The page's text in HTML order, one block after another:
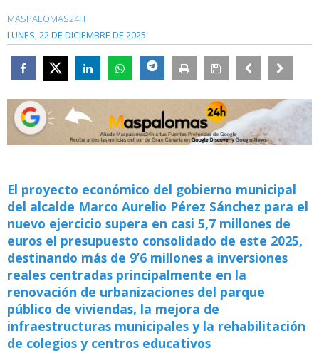
MASPALOMAS24H
LUNES, 22 DE DICIEMBRE DE 2025
El proyecto económico del gobierno municipal
del alcalde Marco Aurelio Pérez Sánchez para el
nuevo ejercicio supera en casi 5,7 millones de
euros el presupuesto consolidado de este 2025,
destinando más de 9’6 millones a inversiones
reales centradas principalmente en la
renovación de urbanizaciones del parque
público de viviendas, la mejora de
infraestructuras municipales y la rehabilitación
de colegios y centros educativos